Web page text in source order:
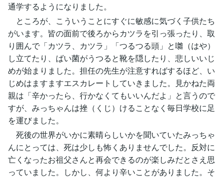
通学するようになりました。
ところが、こういうことにすぐに敏感に気づく子供たち
がいます。皆の面前で後ろからカツラを引っ張ったり、取
り囲んで「カツラ、カツラ」「つるつる頭」と囃（はや）
し立てたり、ばい菌がうつると靴を隠したり、悲しいいじ
めが始まりました。担任の先生が注意すればするほど、い
じめはますますエスカレートしていきました。見かねた両
親は「辛かったら、行かなくてもいいんだよ」と言うので
すが、みっちゃんは挫（くじ）けることなく毎日学校に足
を運びました。
死後の世界がいかに素晴らしいかを聞いていたみっちゃ
んにとっては、死は少しも怖くありませんでした。反対に
亡くなったお祖父さんと再会できるのが楽しみだとさえ思
っていました。しかし、何より辛いことがありました。そ